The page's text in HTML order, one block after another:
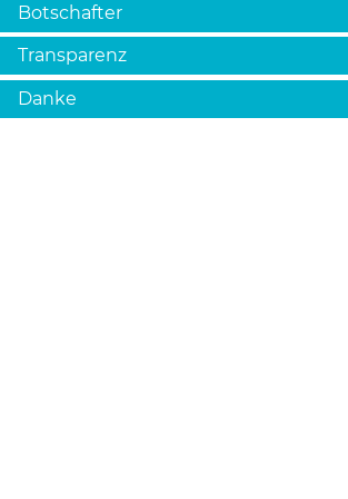
Botschafter
Transparenz
Danke